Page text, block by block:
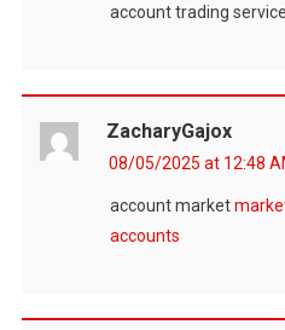
account trading service
ZacharyGajox
08/05/2025 at 12:48
account market
accounts